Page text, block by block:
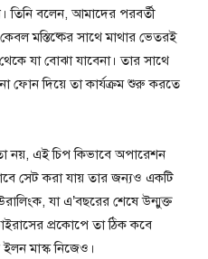
তিনি বলেন, আমাদের পরবর্তী
মস্তিষ্কের সাথে মাথার ভেতরই
যা বোঝা যাবেনা। তার সাথে
ফোন দিয়ে তা কার্যক্রম শুরু করতে
নয়, এই চিপ কিভাবে অপারেশন
সেট করা যায় তার জন্যও একটি
যা এ’বছরের শেষে উন্মুক্ত
প্রকোপে তা ঠিক কবে
মাস্ক নিজেও।